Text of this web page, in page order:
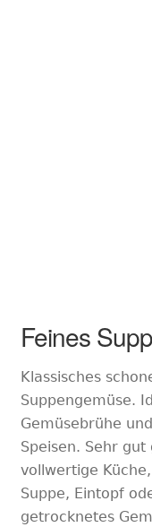
Feines
Klassisches
Suppengemüse.
Gemüsebrühe
Speisen. Sehr
vollwertige
Suppe, Eintopf
getrocknetes